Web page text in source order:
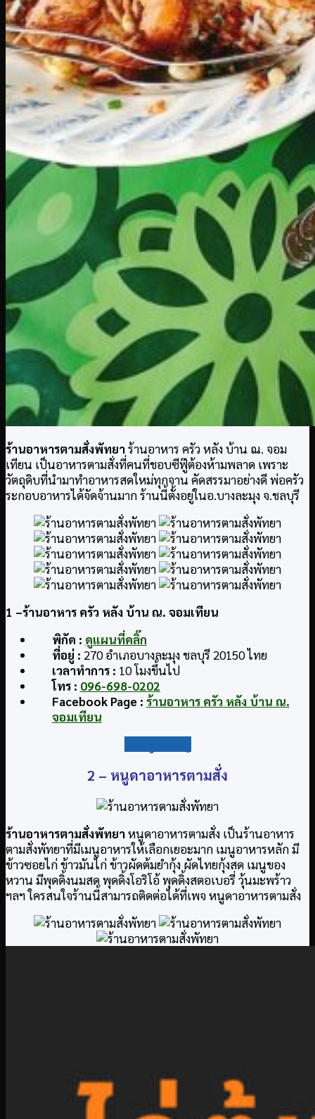
ร้านอาหารตามสั่งพัทยาร้านอาหาร ครัว หลัง บ้าน ณ. จอม
เทียน เป็นอาหารตามสั่งที่คนที่ชอบซีฟู๊ต้องห้ามพลาด เพราะ
วัตถุดิบที่นำมาทำอาหารสดใหม่ทุกจาน คัดสรรมาอย่างดี พ่อครัว
ระกอบอาหารได้จัดจ้านมาก ร้านนี้ตั้งอยู่ในอ.บางละมุง จ.ชลบุรี
1 –ร้านอาหาร ครัว หลัง บ้าน ณ. จอมเทียน
พิกัด : ดูแผนที่คลิ๊ก
ที่อยู่ : 270 อำเภอบางละมุง ชลบุรี 20150 ไทย
เวลาทำการ : 10 โมงขึ้นไป
โทร : 096-698-0202
Facebook Page : ร้านอาหาร ครัว หลัง บ้าน ณ.
จอมเทียน
2 – หนูดาอาหารตามสั่ง
ร้านอาหารตามสั่งพัทยาหนูดาอาหารตามสั่ง เป็นร้านอาหาร
ตามสั่งพัทยาที่มีเมนูอาหารให้เลือกเยอะมาก เมนูอาหารหลัก มี
ข้าวซอยไก่ ข้าวมันไก่ ข้าวผัดต้มยำกุ้ง ผัดไทยกุ้งสด เมนูของ
หวาน มีพุดดิ้ง​นมสด พุดดิ้งโอริโอ้ พุดดิ้งสตอเบอรี่ วุ้นมะพร้าว
ฯลฯ ใครสนใจร้านนี้สามารถติดต่อได้ที่เพจ หนูดาอาหารตามสั่ง